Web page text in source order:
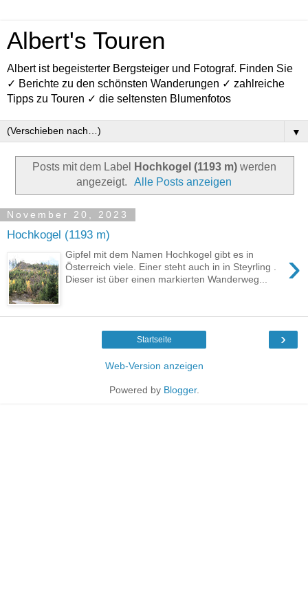
Albert's Touren
Albert ist begeisterter Bergsteiger und Fotograf. Finden Sie
✓ Berichte zu den schönsten Wanderungen ✓ zahlreiche
Tipps zu Touren ✓ die seltensten Blumenfotos
▼
Posts mit dem Label Hochkogel (1193 m)werden
angezeigt.
Alle Posts anzeigen
November 20, 2023
Hochkogel (1193 m)
›
Gipfel mit dem Namen Hochkogel gibt es in
Österreich viele. Einer steht auch in in Steyrling .
Dieser ist über einen markierten Wanderweg...
›
Startseite
Web-Version anzeigen
Powered by Blogger.